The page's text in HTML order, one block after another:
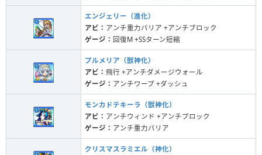
エンジェリー（進化）
アビ： アンチ重力バリア +アンチブロック
ゲージ： 回復M +SSターン短縮
プルメリア（獣神化）
アビ： 飛行 +アンチダメージウォール
ゲージ： アンチワープ +ダッシュ
モンカドテキーラ（獣神化）
アビ： アンチウィンド +アンチブロック
ゲージ： アンチ重力バリア
クリスマスラミエル（神化）